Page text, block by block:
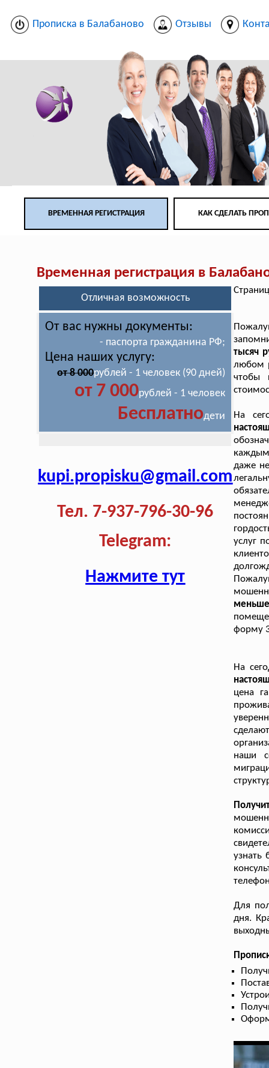
Прописка в Балабаново Отзывы
ВРЕМЕННАЯ РЕГИСТРАЦИЯ КАК СДЕЛАТЬ
Временная регистрация в
Отличная возможность
От вас нужны документы:
- паспорта гражданина РФ;
Цена наших услугу:
от 8 000рублей - 1 человек (90 дней)
от 7 000рублей - 1 человек
Бесплатнодети
kupi.propisku@gmail.com
Тел. 7-937-796-30-96
Telegram:
Нажмите тут
тысяч
любом
чтобы
На
даже
услуг
форму
На
цена
наши
узнать
Для
дня.